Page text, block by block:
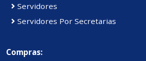
Servidores
Servidores Por Secretarias
Compras: